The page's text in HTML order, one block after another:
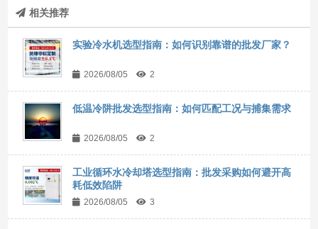
相关推荐
实验冷水机选型指南：如何识别靠谱的批发厂家？
2026/08/05 2
低温冷阱批发选型指南：如何匹配工况与捕集需求
2026/08/05 2
工业循环水冷却塔选型指南：批发采购如何避开高
耗低效陷阱
2026/08/05 3